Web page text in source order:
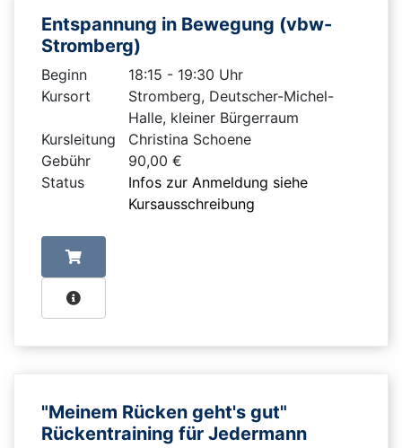
Entspannung in Bewegung (vbw-
Stromberg)
Beginn
18:15 - 19:30 Uhr
Kursort
Stromberg, Deutscher-Michel-
Halle, kleiner Bürgerraum
Kursleitung
Christina Schoene
Gebühr
90,00 €
Status
Infos zur Anmeldung siehe
Kursausschreibung
"Meinem Rücken geht's gut"
Rückentraining für Jedermann